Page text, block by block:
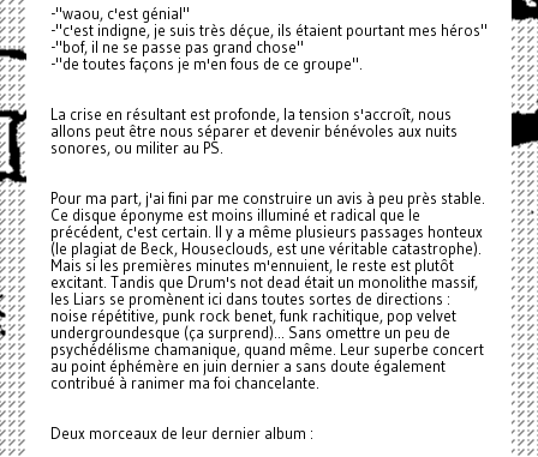
-"waou, c'est génial"
-"c'est indigne, je suis très déçue, ils étaient pourtant mes héros"
-"bof, il ne se passe pas grand chose"
-"de toutes façons je m'en fous de ce groupe".
La crise en résultant est profonde, la tension s'accroît, nous
allons peut être nous séparer et devenir bénévoles aux nuits
sonores, ou militer au PS.
Pour ma part, j'ai fini par me construire un avis à peu près stable.
Ce disque éponyme est moins illuminé et radical que le
précédent, c'est certain. Il y a même plusieurs passages honteux
(le plagiat de Beck, Houseclouds, est une véritable catastrophe).
Mais si les premières minutes m'ennuient, le reste est plutôt
excitant. Tandis que Drum's not dead était un monolithe massif,
les Liars se promènent ici dans toutes sortes de directions :
noise répétitive, punk rock benet, funk rachitique, pop velvet
undergroundesque (ça surprend)... Sans omettre un peu de
psychédélisme chamanique, quand même. Leur superbe concert
au point éphémère en juin dernier a sans doute également
contribué à ranimer ma foi chancelante.
Deux morceaux de leur dernier album :